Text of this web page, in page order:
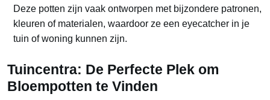
Deze potten zijn vaak ontworpen met bijzondere patronen,
kleuren of materialen, waardoor ze een eyecatcher in je
tuin of woning kunnen zijn.
Tuincentra: De Perfecte Plek om
Bloempotten te Vinden